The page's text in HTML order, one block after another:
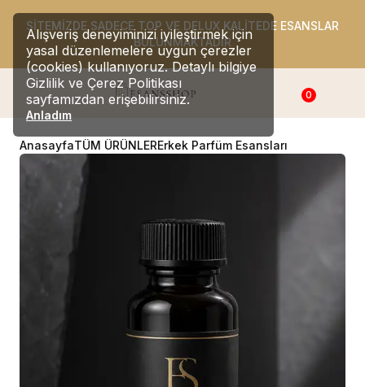
Alışveriş deneyiminizi iyileştirmek için
yasal düzenlemelere uygun çerezler
(cookies) kullanıyoruz. Detaylı bilgiye
Gizlilik ve Çerez Politikası
sayfamızdan erişebilirsiniz.
Anladım
SİTEMİZDE SADECE TOP VE DELUX KALİTEDE ESANSLAR
BULUNMAKTADIR
0
AnasayfaTÜM ÜRÜNLERErkek Parfüm Esansları